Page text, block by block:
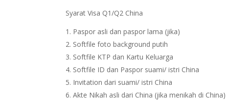
Syarat Visa Q1/Q2 China
Paspor asli dan paspor lama (jika)
Softfile foto background putih
Softfile KTP dan Kartu Keluarga
Softfile ID dan Paspor suami/ istri China
Invitation dari suami/ istri China
Akte Nikah asli dari China (jika menikah di China)